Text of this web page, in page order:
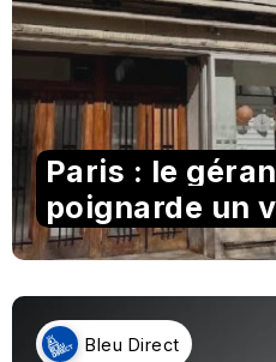
Paris : le
poignarde un
Bleu Direct